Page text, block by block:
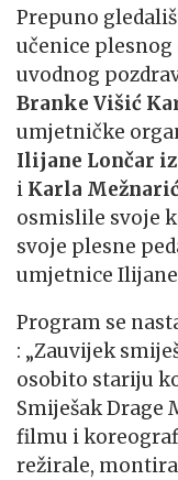
Prepuno
učenice
uvodnog
Branke Višić
umjetničke
Ilijane Lončar iz
i Karla
osmislile svoje
svoje plesne
umjetnice
Program se
: „Zauvijek
osobito stariju
Smiješak Drage
filmu i
režirale,